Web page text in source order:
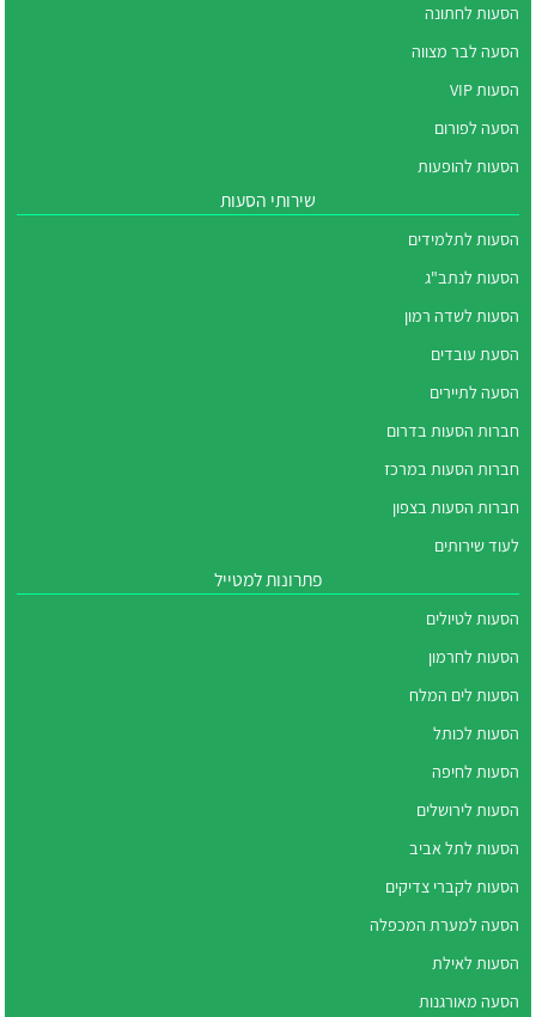
הסעות לחתונה
הסעה לבר מצווה
הסעות VIP
הסעה לפורום
הסעות להופעות
שירותי הסעות
הסעות לתלמידים
הסעות לנתב"ג
הסעות לשדה רמון
הסעת עובדים
הסעה לתיירים
חברות הסעות בדרום
חברות הסעות במרכז
חברות הסעות בצפון
לעוד שירותים
פתרונות למטייל
הסעות לטיולים
הסעות לחרמון
הסעות לים המלח
הסעות לכותל
הסעות לחיפה
הסעות לירושלים
הסעות לתל אביב
הסעות לקברי צדיקים
הסעה למערת המכפלה
הסעות לאילת
הסעה מאורגנות